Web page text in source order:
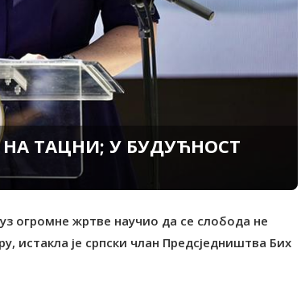
ТАЦНИ; У БУДУЋНОСТ
огромне жртве научио да се слобода не
истакла је српски члан Предсједништва Бих